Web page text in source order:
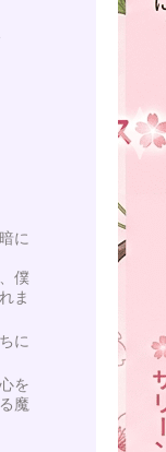
に
僕
ま
に
を
魔